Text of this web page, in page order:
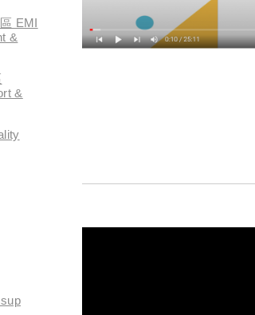
EMI
&
&